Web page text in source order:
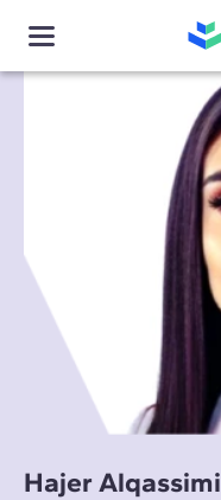
Hajer Alqassimi